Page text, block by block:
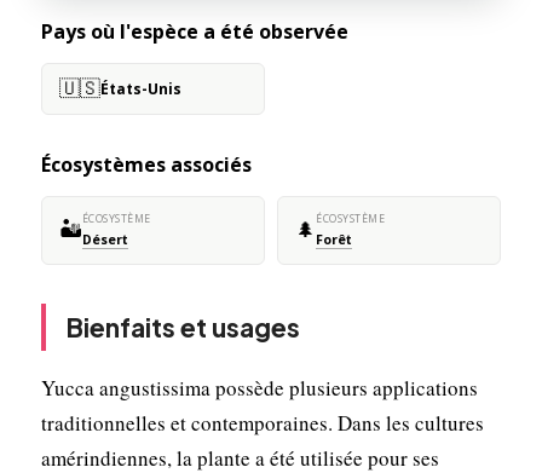
Pays où l'espèce a été observée
🇺🇸États-Unis
Écosystèmes associés
🏜️ÉCOSYSTÈME
Désert 🌲 ÉCOSYSTÈME
Forêt
Bienfaits et usages
Yucca angustissima possède plusieurs applications
traditionnelles et contemporaines. Dans les cultures
amérindiennes, la plante a été utilisée pour ses